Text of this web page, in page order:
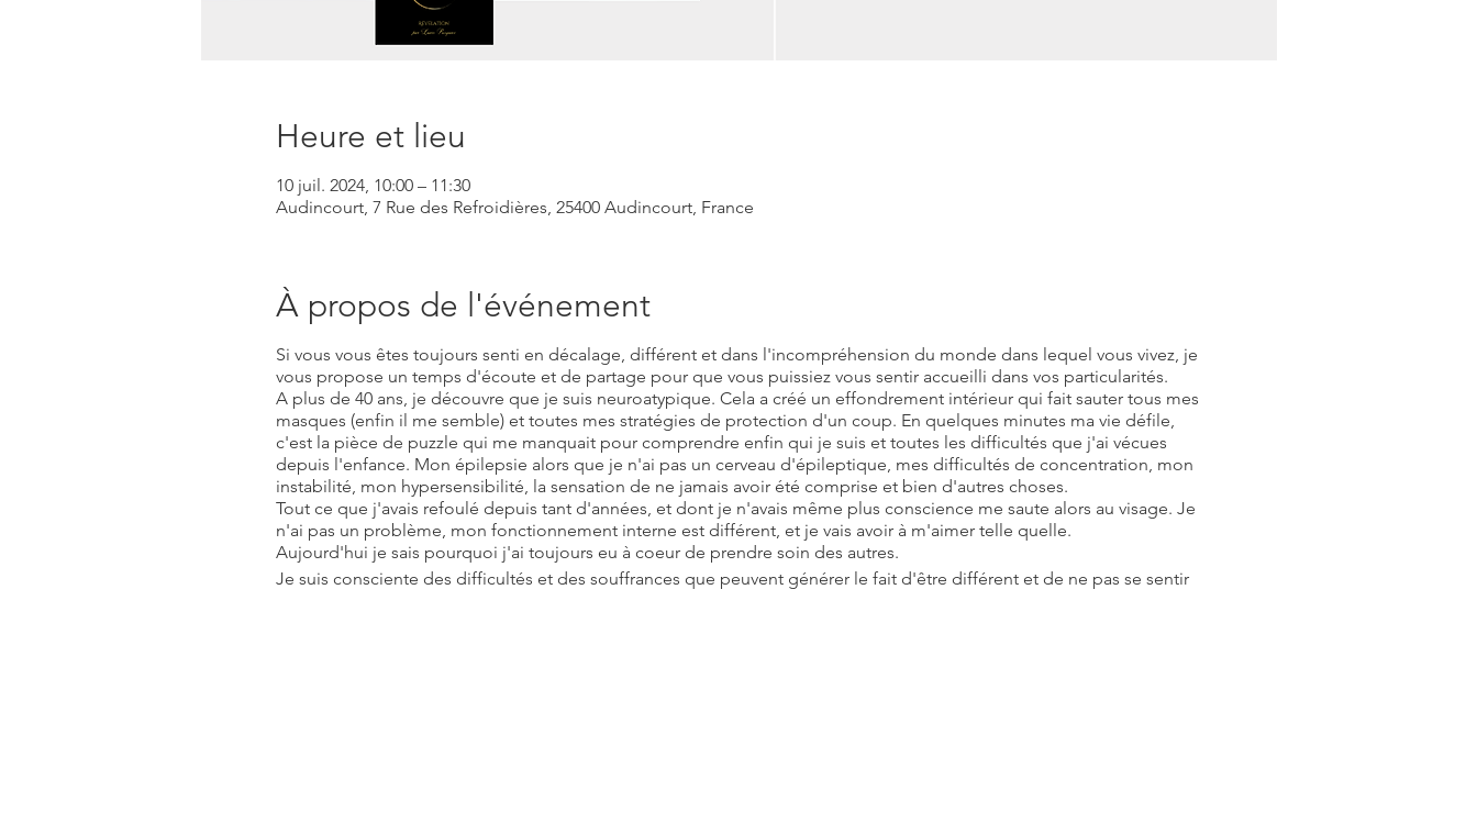
Heure et lieu
10 juil. 2024, 10:00 – 11:30
Audincourt, 7 Rue des Refroidières, 25400 Audincourt, France
À propos de l'événement
Si vous vous êtes toujours senti en décalage, différent et dans l'incompréhension du monde dans lequel vous vivez, je
vous propose un temps d'écoute et de partage pour que vous puissiez vous sentir accueilli dans vos particularités.
A plus de 40 ans, je découvre que je suis neuroatypique. Cela a créé un effondrement intérieur qui fait sauter tous mes
masques (enfin il me semble) et toutes mes stratégies de protection d'un coup. En quelques minutes ma vie défile,
c'est la pièce de puzzle qui me manquait pour comprendre enfin qui je suis et toutes les difficultés que j'ai vécues
depuis l'enfance. Mon épilepsie alors que je n'ai pas un cerveau d'épileptique, mes difficultés de concentration, mon
instabilité, mon hypersensibilité, la sensation de ne jamais avoir été comprise et bien d'autres choses.
Tout ce que j'avais refoulé depuis tant d'années, et dont je n'avais même plus conscience me saute alors au visage. Je
n'ai pas un problème, mon fonctionnement interne est différent, et je vais avoir à m'aimer telle quelle.
Aujourd'hui je sais pourquoi j'ai toujours eu à coeur de prendre soin des autres.
Je suis consciente des difficultés et des souffrances que peuvent générer le fait d'être différent et de ne pas se sentir